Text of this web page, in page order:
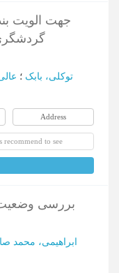
توکلی، بابک ؛
Address
recommend to see
بررسی وضعیت
ابراهیمی، محمد